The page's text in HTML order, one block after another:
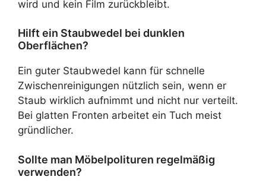
wird und kein Film zurückbleibt.
Hilft ein Staubwedel bei dunklen
Oberflächen?
Ein guter Staubwedel kann für schnelle
Zwischenreinigungen nützlich sein, wenn er
Staub wirklich aufnimmt und nicht nur verteilt.
Bei glatten Fronten arbeitet ein Tuch meist
gründlicher.
Sollte man Möbelpolituren regelmäßig
verwenden?